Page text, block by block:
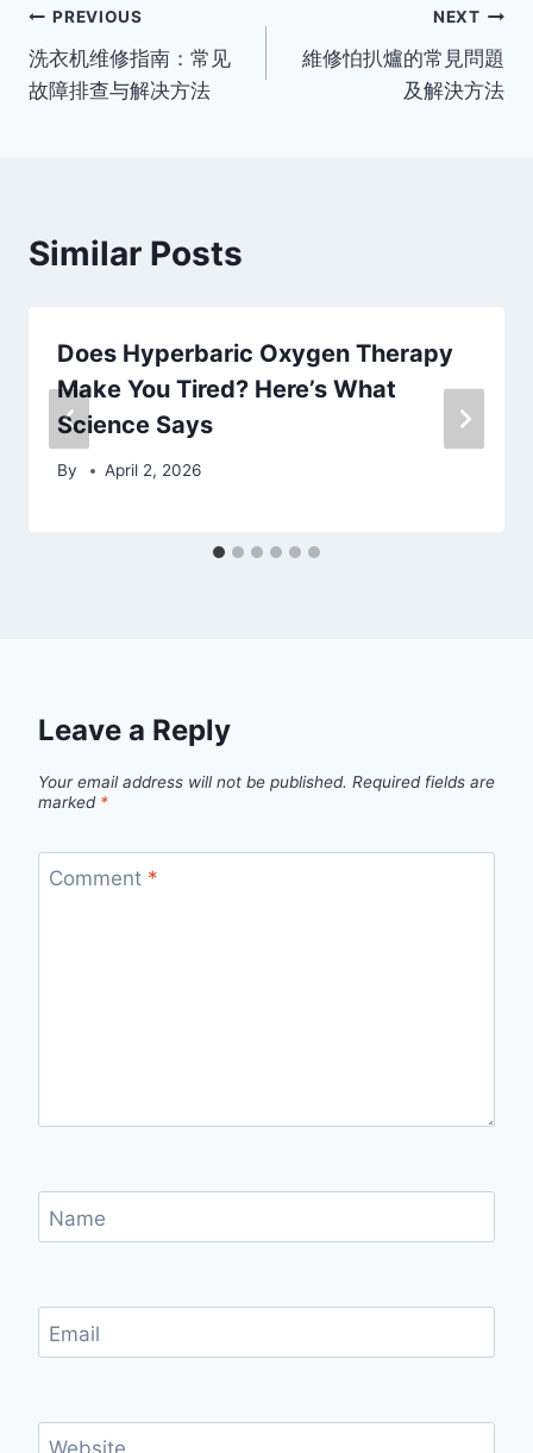
Post
navigation
PREVIOUS
洗衣机维修指南：常见
故障排查与解决方法
NEXT
維修怕扒爐的常見問題
及解決方法
Similar Posts
Does Hyperbaric Oxygen Therapy
Make You Tired? Here’s What
Science Says
By April 2, 2026
Leave a Reply
Your email address will not be published. Required fields are
marked *
Comment *
Name
Email